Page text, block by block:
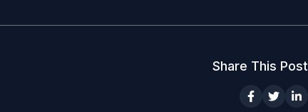
Share This Post